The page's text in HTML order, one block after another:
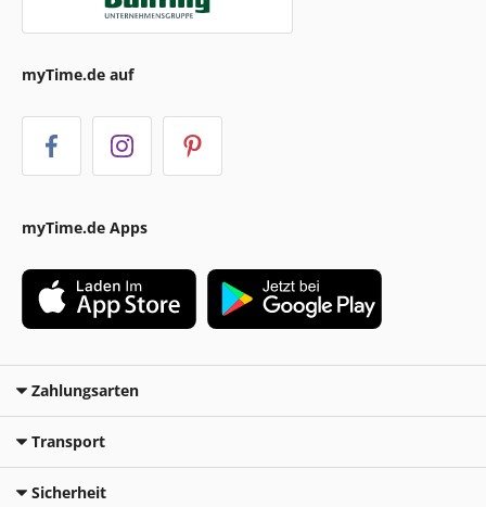
myTime.de auf
myTime.de Apps
Zahlungsarten
Transport
Sicherheit